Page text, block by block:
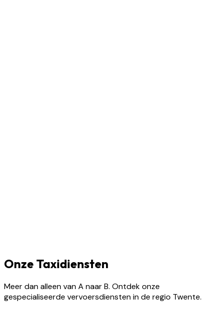
Onze Taxidiensten
Meer dan alleen van A naar B. Ontdek onze
gespecialiseerde vervoersdiensten in de regio Twente.